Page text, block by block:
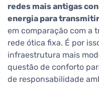
redes mais antigas
energia para
em comparação com a
rede ótica fixa. É por
infraestrutura mais
questão de conforto
de responsabilidade